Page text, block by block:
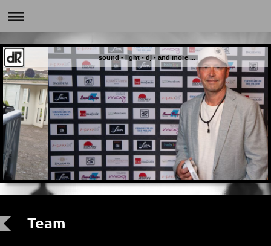
sound - light - dj - and more ...
Team